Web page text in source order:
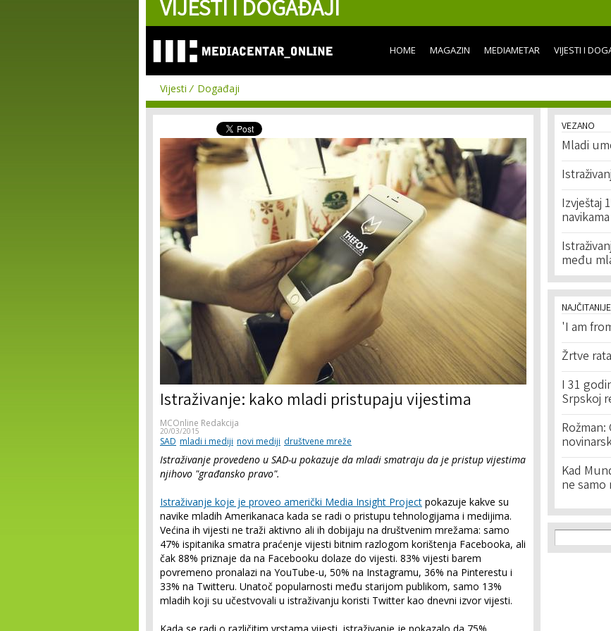
content
VIJESTI I DOGAĐAJI
HOME MAGAZIN MEDIAMETAR VIJESTI I
Vijesti Događaji
Istraživanje: kako mladi pristupaju vijestima
MCOnline Redakcija
20/03/2015
SAD mladi i mediji novi mediji društvene mreže
Istraživanje provedeno u SAD-u pokazuje da mladi smatraju da je pristup vijestima
njihovo "građansko pravo".
Istraživanje koje je proveo američki Media Insight Project pokazuje kakve su
navike mladih Amerikanaca kada se radi o pristupu tehnologijama i medijima.
Većina ih vijesti ne traži aktivno ali ih dobijaju na društvenim mrežama: samo
47% ispitanika smatra praćenje vijesti bitnim razlogom korištenja Facebooka, ali
čak 88% priznaje da na Facebooku dolaze do vijesti. 83% vijesti barem
povremeno pronalazi na YouTube-u, 50% na Instagramu, 36% na Pinterestu i
33% na Twitteru. Unatoč popularnosti među starijom publikom, samo 13%
mladih koji su učestvovali u istraživanju koristi Twitter kao dnevni izvor vijesti.
VEZANO
Mladi
Izvještaj
među
NAJČITANIJE
'I am
Žrtve
I 31
Srpskoj
Kad
ne samo
Search